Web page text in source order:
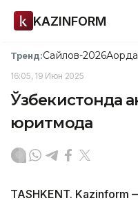
KAZINFORM
Тренд:Сайлов-2026Ақорда
16:05, 19 Июн 2025
Ўзбекистонда
юритмоқда
TASHKENT. Kazinform